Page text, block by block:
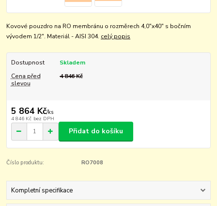
Kovové pouzdro na RO membránu o rozměrech 4,0"x40" s bočním
vývodem 1/2". Materiál - AISI 304. celý popis
Dostupnost
Skladem
Cena před
slevou
4 846 Kč
5 864 Kč/ks
4 846 Kč bez DPH
Přidat do košíku
Číslo produktu: RO7008
Kompletní specifikace